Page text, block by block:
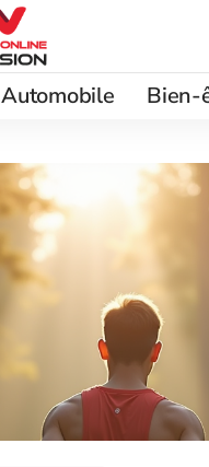
Automobile Bien-